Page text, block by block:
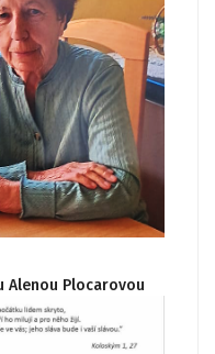
Alenou Plocarovou